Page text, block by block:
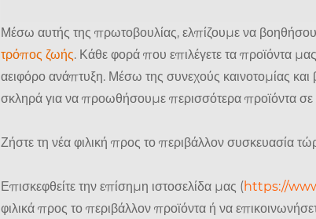
Μέσω αυτής της πρωτοβουλίας, ελπίζουμε να
τρόπος ζωής. Κάθε φορά που επιλέγετε τα προϊόντα
αειφόρο ανάπτυξη. Μέσω της συνεχούς καινοτομίας
σκληρά για να προωθήσουμε περισσότερα προϊόντα σε
Ζήστε τη νέα φιλική προς το περιβάλλον συσκευασία
Επισκεφθείτε την επίσημη ιστοσελίδα μας (https://
φιλικά προς το περιβάλλον προϊόντα ή να